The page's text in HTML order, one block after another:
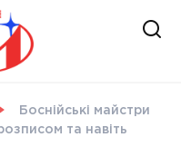
Боснійські майстри
та навіть